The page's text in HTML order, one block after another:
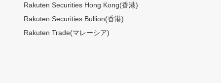
Rakuten Securities Hong Kong(香港)
Rakuten Securities Bullion(香港)
Rakuten Trade(マレーシア)